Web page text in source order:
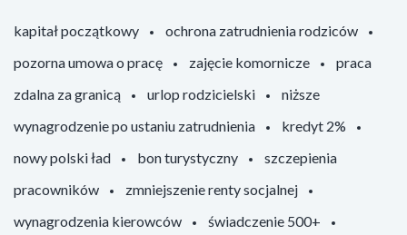
kapitał początkowy
ochrona zatrudnienia rodziców
pozorna umowa o pracę
zajęcie komornicze
praca
zdalna za granicą
urlop rodzicielski
niższe
wynagrodzenie po ustaniu zatrudnienia
kredyt 2%
nowy polski ład
bon turystyczny
szczepienia
pracowników
zmniejszenie renty socjalnej
wynagrodzenia kierowców
świadczenie 500+